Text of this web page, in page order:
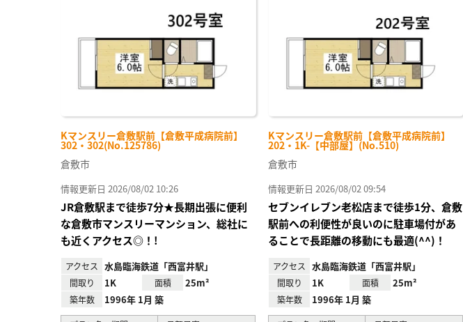
Kマンスリー倉敷駅前【倉敷平成病院前】
302・302(No.125786)
倉敷市
情報更新日 2026/08/02 10:26
JR倉敷駅まで徒歩7分★長期出張に便利
な倉敷市マンスリーマンション、総社に
も近くアクセス◎！!
アクセス 水島臨海鉄道「西富井駅」
間取り 1K 面積 25m²
築年数 1996年 1月 築
Kマンスリー倉敷駅前【倉敷平成病院前】
202・1K-【中部屋】(No.510)
倉敷市
情報更新日 2026/08/02 09:54
セブンイレブン老松店まで徒歩1分、倉敷
駅前への利便性が良いのに駐車場付があ
ることで長距離の移動にも最適(^^)！
アクセス 水島臨海鉄道「西富井駅」
間取り 1K 面積 25m²
築年数 1996年 1月 築